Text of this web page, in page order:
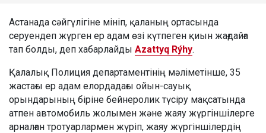
Астанада сәйгүлігіне мініп, қаланың ортасында
серуендеп жүрген ер адам өзі күтпеген қиын жағдайға
тап болды, деп хабарлайды Azattyq Rýhy.
Қалалық Полиция департаментінің мәліметінше, 35
жастағы ер адам елордадағы ойын-сауық
орындарының біріне бейнеролик түсіру мақсатында
атпен автомобиль жолымен және жаяу жүргіншілерге
арналған тротуарлармен жүріп, жаяу жүргіншілердің